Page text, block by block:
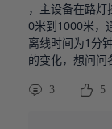
，主设备在路
0米到1000米，
离线时间为1分
的变化，想问问
3 5